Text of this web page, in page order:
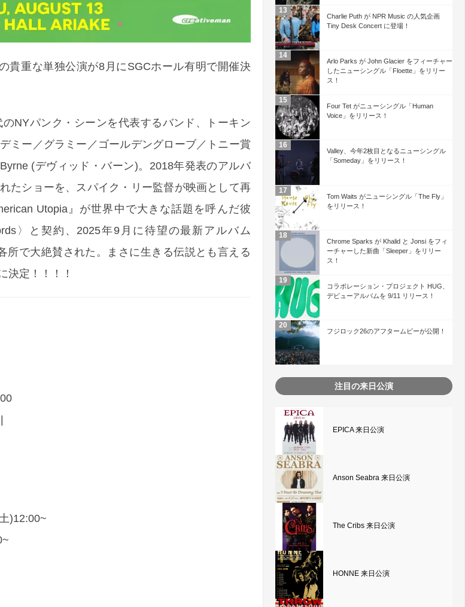
貴重な単独公演が8月にSGCホール有明で開催決
NYパンク・シーンを代表するバンド、トーキン
ミー／グラミー／ゴールデングローブ／トニー賞
(デヴィッド・バーン)。2018年発表のアルバ
たショーを、スパイク・リー監督が映画として再
Utopia』が世界中で大きな話題を呼んだ彼
〉と契約、2025年9月に待望の最新アルバム
所で大絶賛された。まさに生きる伝説とも言える
決定！！！！
)12:00~
Charlie Puth が NPR Music の人気企画
Tiny Desk Concert に登場！
Arlo Parks が John Glacier をフィーチャー
したニューシングル「Floette」をリリー
ス！
Four Tet がニューシングル「Human
Voice」をリリース！
Valley、今年2枚目となるニューシングル
「Someday」をリリース！
Tom Waits がニューシングル「The Fly」
をリリース！
Chrome Sparks が Khalid と Jonsi をフィ
ーチャーした新曲「Sleeper」をリリー
ス！
コラボレーション・プロジェクト HUG、
デビューアルバムを 9/11 リリース！
フジロック26のアフタームビーが公開！
注目の来日公演
EPICA 来日公演
Anson Seabra 来日公演
The Cribs 来日公演
HONNE 来日公演